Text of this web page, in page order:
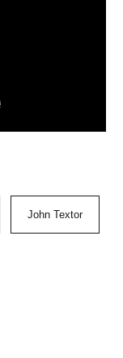
John Textor